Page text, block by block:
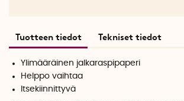
Tuotteen tiedot Tekniset tiedot
Ylimääräinen jalkaraspipaperi
Helppo vaihtaa
Itsekiinnittyvä